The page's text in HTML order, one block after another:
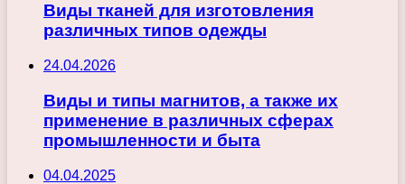
Виды тканей для изготовления
различных типов одежды
24.04.2026
Виды и типы магнитов, а также их
применение в различных сферах
промышленности и быта
04.04.2025